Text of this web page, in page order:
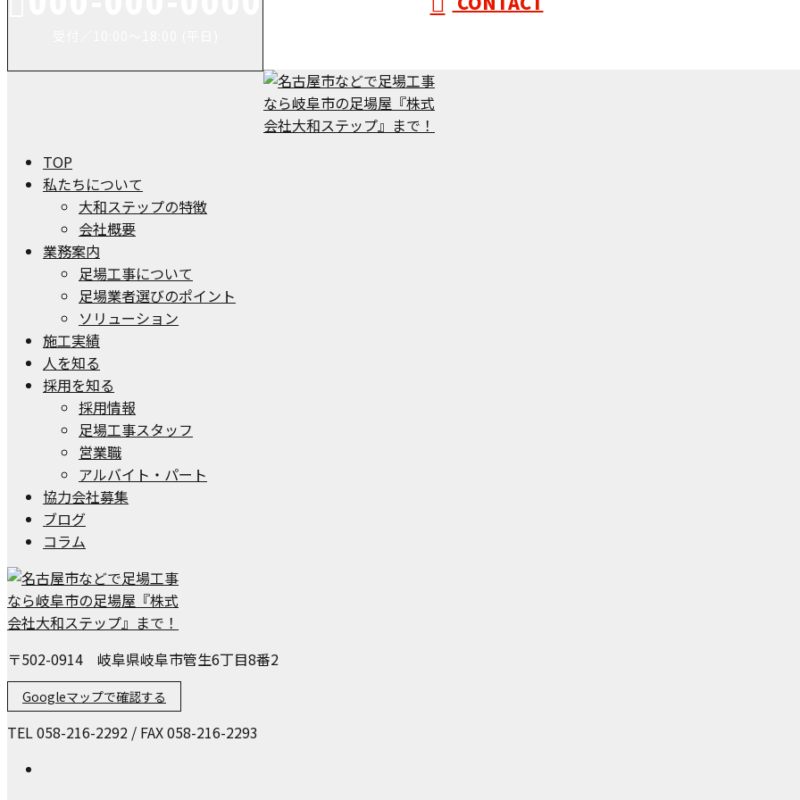
TOP
私たちについて
大和ステップの特徴
会社概要
業務案内
足場工事について
足場業者選びのポイント
ソリューション
施工実績
人を知る
採用を知る
採用情報
足場工事スタッフ
営業職
アルバイト・パート
協力会社募集
ブログ
コラム
〒502-0914 岐阜県岐阜市管生6丁目8番2
Googleマップで確認する
TEL 058-216-2292 / FAX 058-216-2293